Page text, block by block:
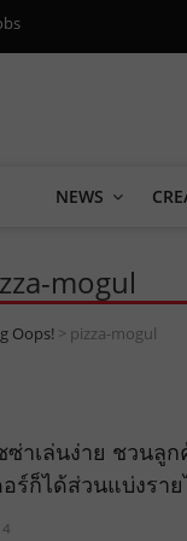
NEWS
mogul
Oops! > pizza-mogul
าเล่นง่าย ชวนลู
ร์ก็ได้ส่วนแบ่งราย